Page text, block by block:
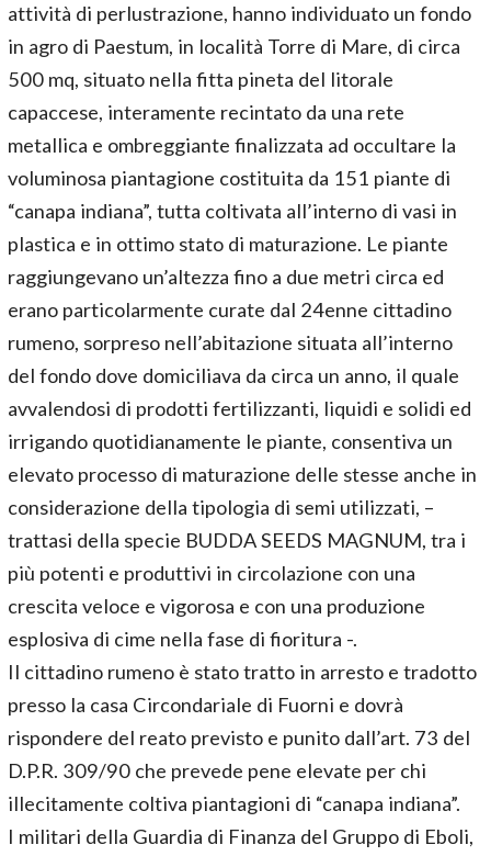
attività di perlustrazione, hanno individuato un fondo
in agro di Paestum, in località Torre di Mare, di circa
500 mq, situato nella fitta pineta del litorale
capaccese, interamente recintato da una rete
metallica e ombreggiante finalizzata ad occultare la
voluminosa piantagione costituita da 151 piante di
“canapa indiana”, tutta coltivata all’interno di vasi in
plastica e in ottimo stato di maturazione. Le piante
raggiungevano un’altezza fino a due metri circa ed
erano particolarmente curate dal 24enne cittadino
rumeno, sorpreso nell’abitazione situata all’interno
del fondo dove domiciliava da circa un anno, il quale
avvalendosi di prodotti fertilizzanti, liquidi e solidi ed
irrigando quotidianamente le piante, consentiva un
elevato processo di maturazione delle stesse anche in
considerazione della tipologia di semi utilizzati, –
trattasi della specie BUDDA SEEDS MAGNUM, tra i
più potenti e produttivi in circolazione con una
crescita veloce e vigorosa e con una produzione
esplosiva di cime nella fase di fioritura -.
Il cittadino rumeno è stato tratto in arresto e tradotto
presso la casa Circondariale di Fuorni e dovrà
rispondere del reato previsto e punito dall’art. 73 del
D.P.R. 309/90 che prevede pene elevate per chi
illecitamente coltiva piantagioni di “canapa indiana”.
I militari della Guardia di Finanza del Gruppo di Eboli,